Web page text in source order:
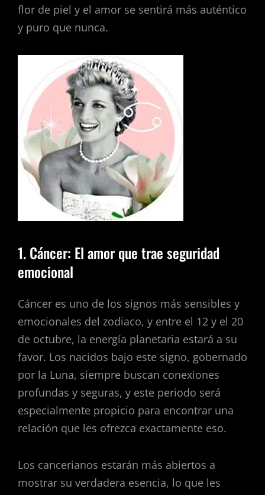
flor de piel y el amor se sentirá más auténtico
y puro que nunca.
1. Cáncer: El amor que trae seguridad
emocional
Cáncer es uno de los signos más sensibles y
emocionales del zodiaco, y entre el 12 y el 20
de octubre, la energía planetaria estará a su
favor. Los nacidos bajo este signo, gobernado
por la Luna, siempre buscan conexiones
profundas y seguras, y este periodo será
especialmente propicio para encontrar una
relación que les ofrezca exactamente eso.
Los cancerianos estarán más abiertos a
mostrar su verdadera esencia, lo que les